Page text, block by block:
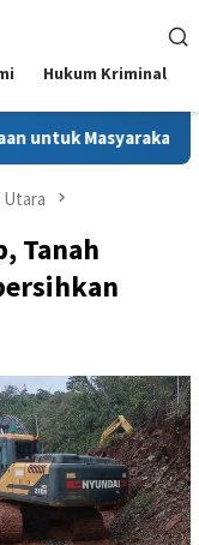
Hukum Kriminal
Masyarakat
Tanah